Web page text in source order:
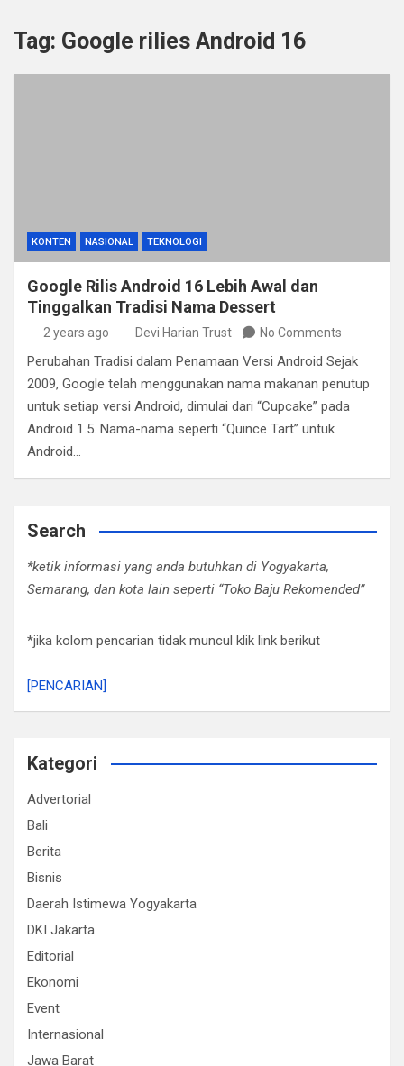
Tag: Google rilies Android 16
KONTEN NASIONAL TEKNOLOGI
Google Rilis Android 16 Lebih Awal dan
Tinggalkan Tradisi Nama Dessert
2 years ago Devi Harian Trust No Comments
Perubahan Tradisi dalam Penamaan Versi Android Sejak
2009, Google telah menggunakan nama makanan penutup
untuk setiap versi Android, dimulai dari “Cupcake” pada
Android 1.5. Nama-nama seperti “Quince Tart” untuk
Android…
Search
*ketik informasi yang anda butuhkan di Yogyakarta,
Semarang, dan kota lain seperti “Toko Baju Rekomended”
*jika kolom pencarian tidak muncul klik link berikut
[PENCARIAN]
Kategori
Advertorial
Bali
Berita
Bisnis
Daerah Istimewa Yogyakarta
DKI Jakarta
Editorial
Ekonomi
Event
Internasional
Jawa Barat